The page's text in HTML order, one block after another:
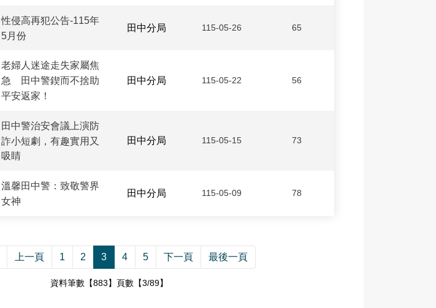
性侵高再犯公告-115年
5月份
田中分局 115-05-26 65
老婦人迷途走失家屬焦
急 田中警鍥而不捨助
平安返家！
田中分局 115-05-22 56
田中警治安會議上演防
詐小短劇，有趣實用又
吸睛
田中分局 115-05-15 73
溫馨田中警：致敬警界
女神
田中分局 115-05-09 78
上一頁 1 2 3 4 5 下一頁 最後一頁
資料筆數【883】頁數【3/89】